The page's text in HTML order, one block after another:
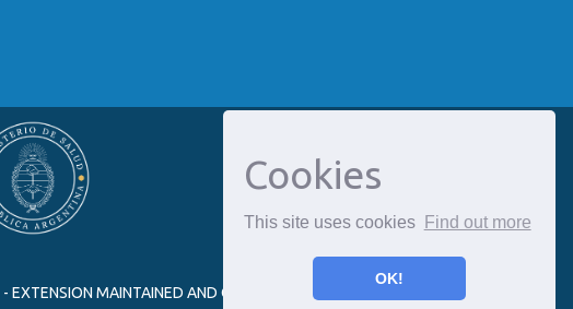
Cookies
This site uses cookies Find out more
OK!
- EXTENSION MAINTAINED AND OPTIMIZED BY